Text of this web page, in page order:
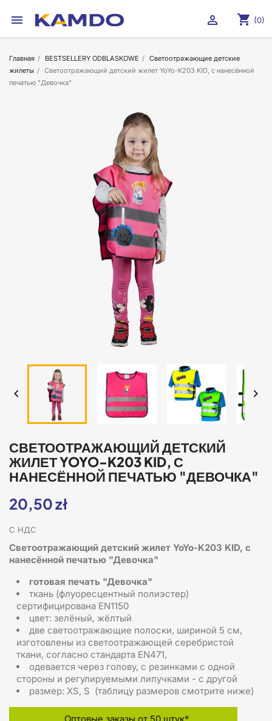
 shopping_cart (0)

Главная BESTSELLERY ODBLASKOWE
Светоотражающие детские
жилеты
Светоотражающий детский жилет YoYo-K203 KID, с нанесённой
печатью "Девочка"
 
СВЕТООТРАЖАЮЩИЙ ДЕТСКИЙ
ЖИЛЕТ YOYO-K203 KID, С
НАНЕСЁННОЙ ПЕЧАТЬЮ "ДЕВОЧКА"
20,50 zł
С НДС
Светоотражающий детский жилет YoYo-K203 KID, с
нанесённой печатью "Девочка"
готовая печать "Девочка"
ткань (флуоресцентный полиэстер)
сертифицирована EN1150
цвет: зелёный, жёлтый
две светоотражающие полоски, шириной 5 см,
изготовлены из светоотражающей серебристой
ткани, согласно стандарта EN471,
одевается через голову, с резинками с одной
стороны и регулируемыми липучками - с другой
размер: XS, S (таблицу размеров смотрите ниже)